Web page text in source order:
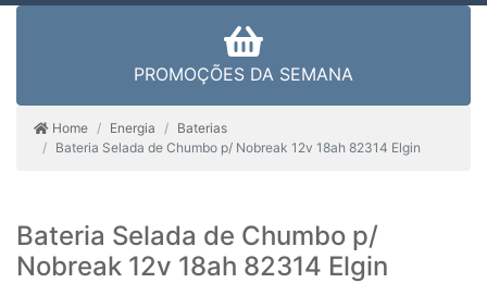
PROMOÇÕES DA SEMANA
Home Energia
Baterias
Bateria Selada de Chumbo p/ Nobreak 12v 18ah 82314 Elgin
Bateria Selada de Chumbo p/
Nobreak 12v 18ah 82314 Elgin